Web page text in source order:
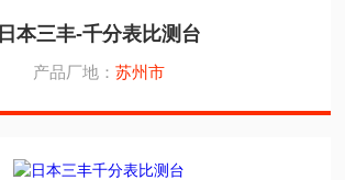
日本三丰-千分表比测台
产品厂地： 苏州市